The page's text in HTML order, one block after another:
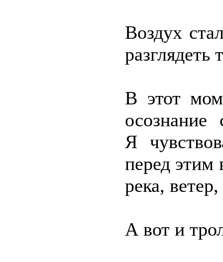
Воздух
разглядеть
В этот
осознание
Я
перед этим
река,
А вот и